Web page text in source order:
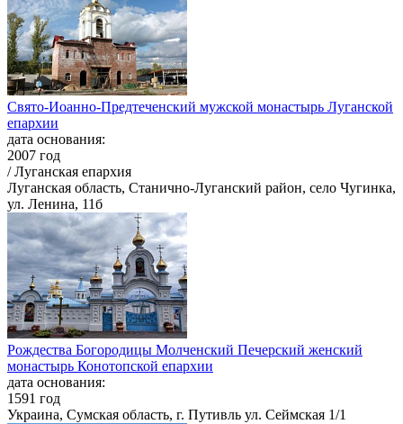
Свято-Иоанно-Предтеченский мужской монастырь Луганской
епархии
дата основания:
2007 год
/ Луганская епархия
Луганская область, Станично-Луганский район, село Чугинка,
ул. Ленина, 11б
Рождества Богородицы Молченский Печерский женский
монастырь Конотопской епархии
дата основания:
1591 год
Украина, Сумская область, г. Путивль ул. Сеймская 1/1